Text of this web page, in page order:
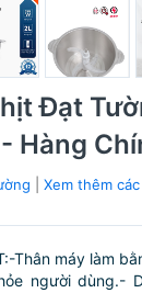
Đạt
Hàng
Xem thêm
Thân máy làm
người dùng.-